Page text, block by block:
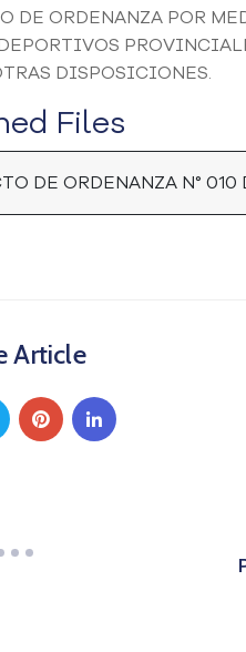
DE ORDENANZA POR
DISPOSICIONES.
Files
DE ORDENANZA N° 010
Article